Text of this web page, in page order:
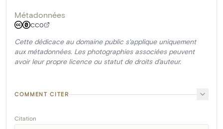
Métadonnées
CC0
Cette dédicace au domaine public s'applique uniquement
aux métadonnées. Les photographies associées peuvent
avoir leur propre licence ou statut de droits d'auteur.
COMMENT CITER
Citation